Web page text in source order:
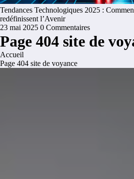
Tendances Technologiques 2025 :
redéfinissent l’Avenir
23 mai 2025 0 Commentaires
Page 404 site de
Accueil
Page 404 site de voyance